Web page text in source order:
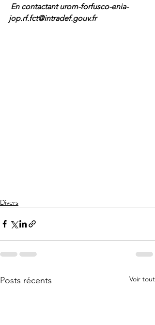
En contactant urom-forfusco-enia-
jop.rf.fct@intradef.gouv.fr
Divers
Posts récents Voir tout